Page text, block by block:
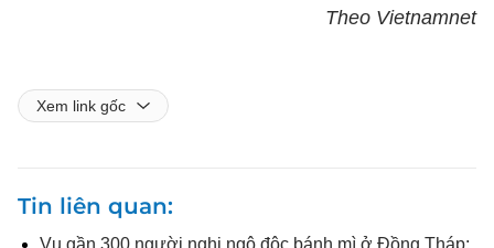
Theo Vietnamnet
Xem link gốc
Tin liên quan
Vụ gần 300 người nghi ngộ độc bánh mì ở Đồng Tháp: